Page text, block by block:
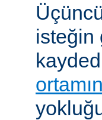
isteğin